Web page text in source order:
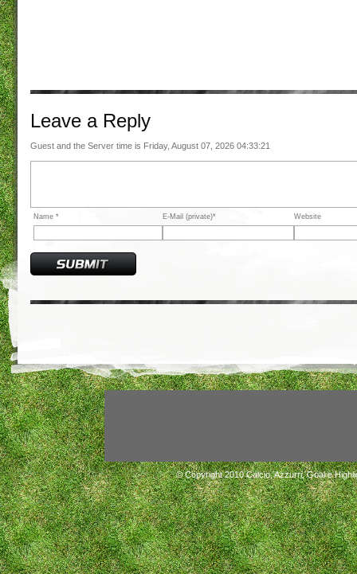
Leave a Reply
Guest and the Server time is Friday, August 07, 2026 04:33:21
Name * E-Mail (private)* Website
© Copyright 2010Calcio, Azzurri, Goal e